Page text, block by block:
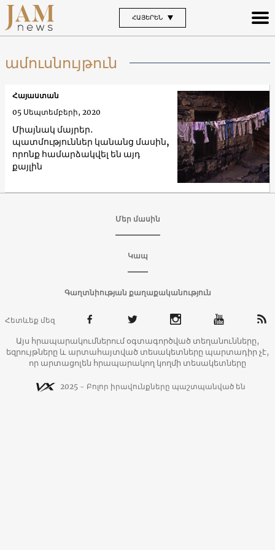
ՀԱՅԵՐԵՆ
ամուսնույթուն
Միայնակ մայրեր․
պատմություններ կանանց մասին,
որոնք համարձակվել են այդ
քայլին
Հայաստան
05 Սեպտեմբերի, 2020
Մեր մասին
Կապ
Գաղտնիության քաղաքականություն
Հետևեք մեզ
Այս հրապարակումներում օգտագործված տեղանունները,
եզրույթները և արտահայտված տեսակետները պարտադիր չէ,
որ արտացոլեն հրապարակող կողմի տեսակետները
2025 - Բոլոր իրավունքները պաշտպանված են